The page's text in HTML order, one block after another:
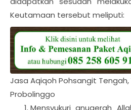
Keutamaan tersebut meliputi:
Jasa Aqiqoh Pohsangit
Probolinggo
Mensyukuri anugerah